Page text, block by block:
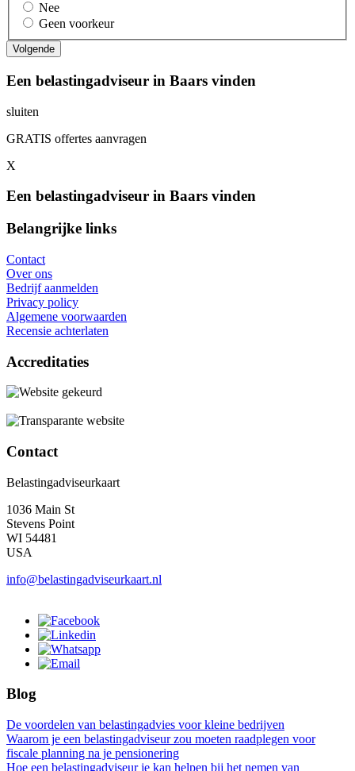
Nee
Geen voorkeur
Een belastingadviseur in Baars vinden
sluiten
GRATIS offertes aanvragen
X
Een belastingadviseur in Baars vinden
Belangrijke links
Contact
Over ons
Bedrijf aanmelden
Privacy policy
Algemene voorwaarden
Recensie achterlaten
Accreditaties
Contact
Belastingadviseurkaart
1036 Main St
Stevens Point
WI 54481
USA
info@belastingadviseurkaart.nl
Blog
De voordelen van belastingadvies voor kleine bedrijven
Waarom je een belastingadviseur zou moeten raadplegen voor
fiscale planning na je pensionering
Hoe een belastingadviseur je kan helpen bij het nemen van